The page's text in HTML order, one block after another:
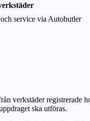
service via Autobutler
verkstäder
ska utföras.